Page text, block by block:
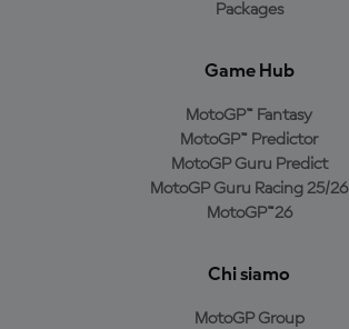
Packages
Game Hub
MotoGP™ Fantasy
MotoGP™ Predictor
MotoGP Guru Predict
MotoGP Guru Racing 25/26
MotoGP™26
Chi siamo
MotoGP Group